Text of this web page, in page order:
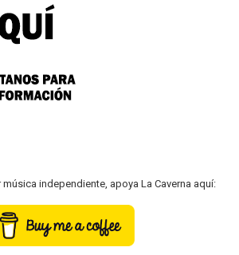
independiente, apoya La Caverna aquí: